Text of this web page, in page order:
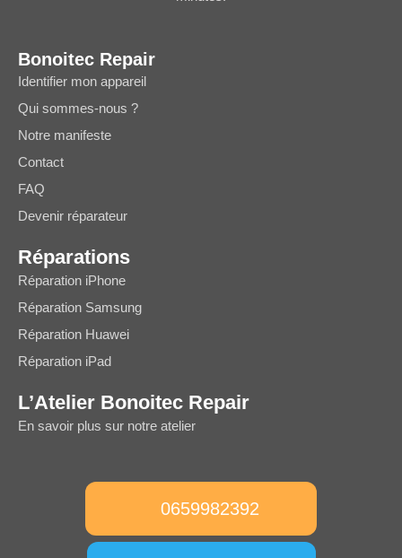
Bonoitec Repair
Identifier mon appareil
Qui sommes-nous ?
Notre manifeste
Contact
FAQ
Devenir réparateur
Réparations
Réparation iPhone
Réparation Samsung
Réparation Huawei
Réparation iPad
L’Atelier Bonoitec Repair
En savoir plus sur notre atelier
0659982392